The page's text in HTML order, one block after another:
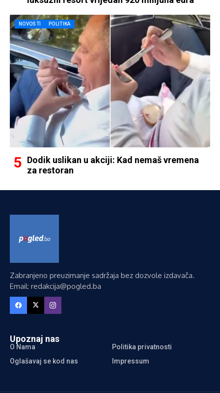
NOVOSTI POLITIKA
Dodik uslikan u akciji: Kad nemaš vremena
za restoran
Zabranjeno preuzimanje sadržaja bez dozvole izdavača.
Email: redakcija@pogled.ba
Upoznaj nas
O Nama
Politika privatnosti
Oglašavaj se kod nas
Impressum